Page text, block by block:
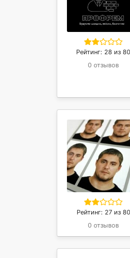
Рейтинг: 28 из 80
0 отзывов
Рейтинг: 27 из 80
0 отзывов